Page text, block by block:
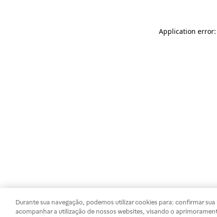
Application
Durante sua navegação, podemos utilizar cookies para: confirmar
acompanhar a utilização de nossos websites, visando o